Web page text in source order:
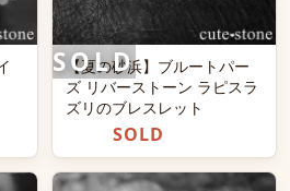
【夏の砂浜】ブルートパー
ズ リバーストーン ラピスラ
ズリのブレスレット